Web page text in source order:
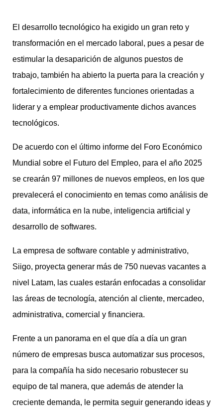
El desarrollo tecnológico ha exigido un gran reto y
transformación en el mercado laboral, pues a pesar de
estimular la desaparición de algunos puestos de
trabajo, también ha abierto la puerta para la creación y
fortalecimiento de diferentes funciones orientadas a
liderar y a emplear productivamente dichos avances
tecnológicos.
De acuerdo con el último informe del Foro Económico
Mundial sobre el Futuro del Empleo, para el año 2025
se crearán 97 millones de nuevos empleos, en los que
prevalecerá el conocimiento en temas como análisis de
data, informática en la nube, inteligencia artificial y
desarrollo de softwares.
La empresa de software contable y administrativo,
Siigo, proyecta generar más de 750 nuevas vacantes a
nivel Latam, las cuales estarán enfocadas a consolidar
las áreas de tecnología, atención al cliente, mercadeo,
administrativa, comercial y financiera.
Frente a un panorama en el que día a día un gran
número de empresas busca automatizar sus procesos,
para la compañía ha sido necesario robustecer su
equipo de tal manera, que además de atender la
creciente demanda, le permita seguir generando ideas y